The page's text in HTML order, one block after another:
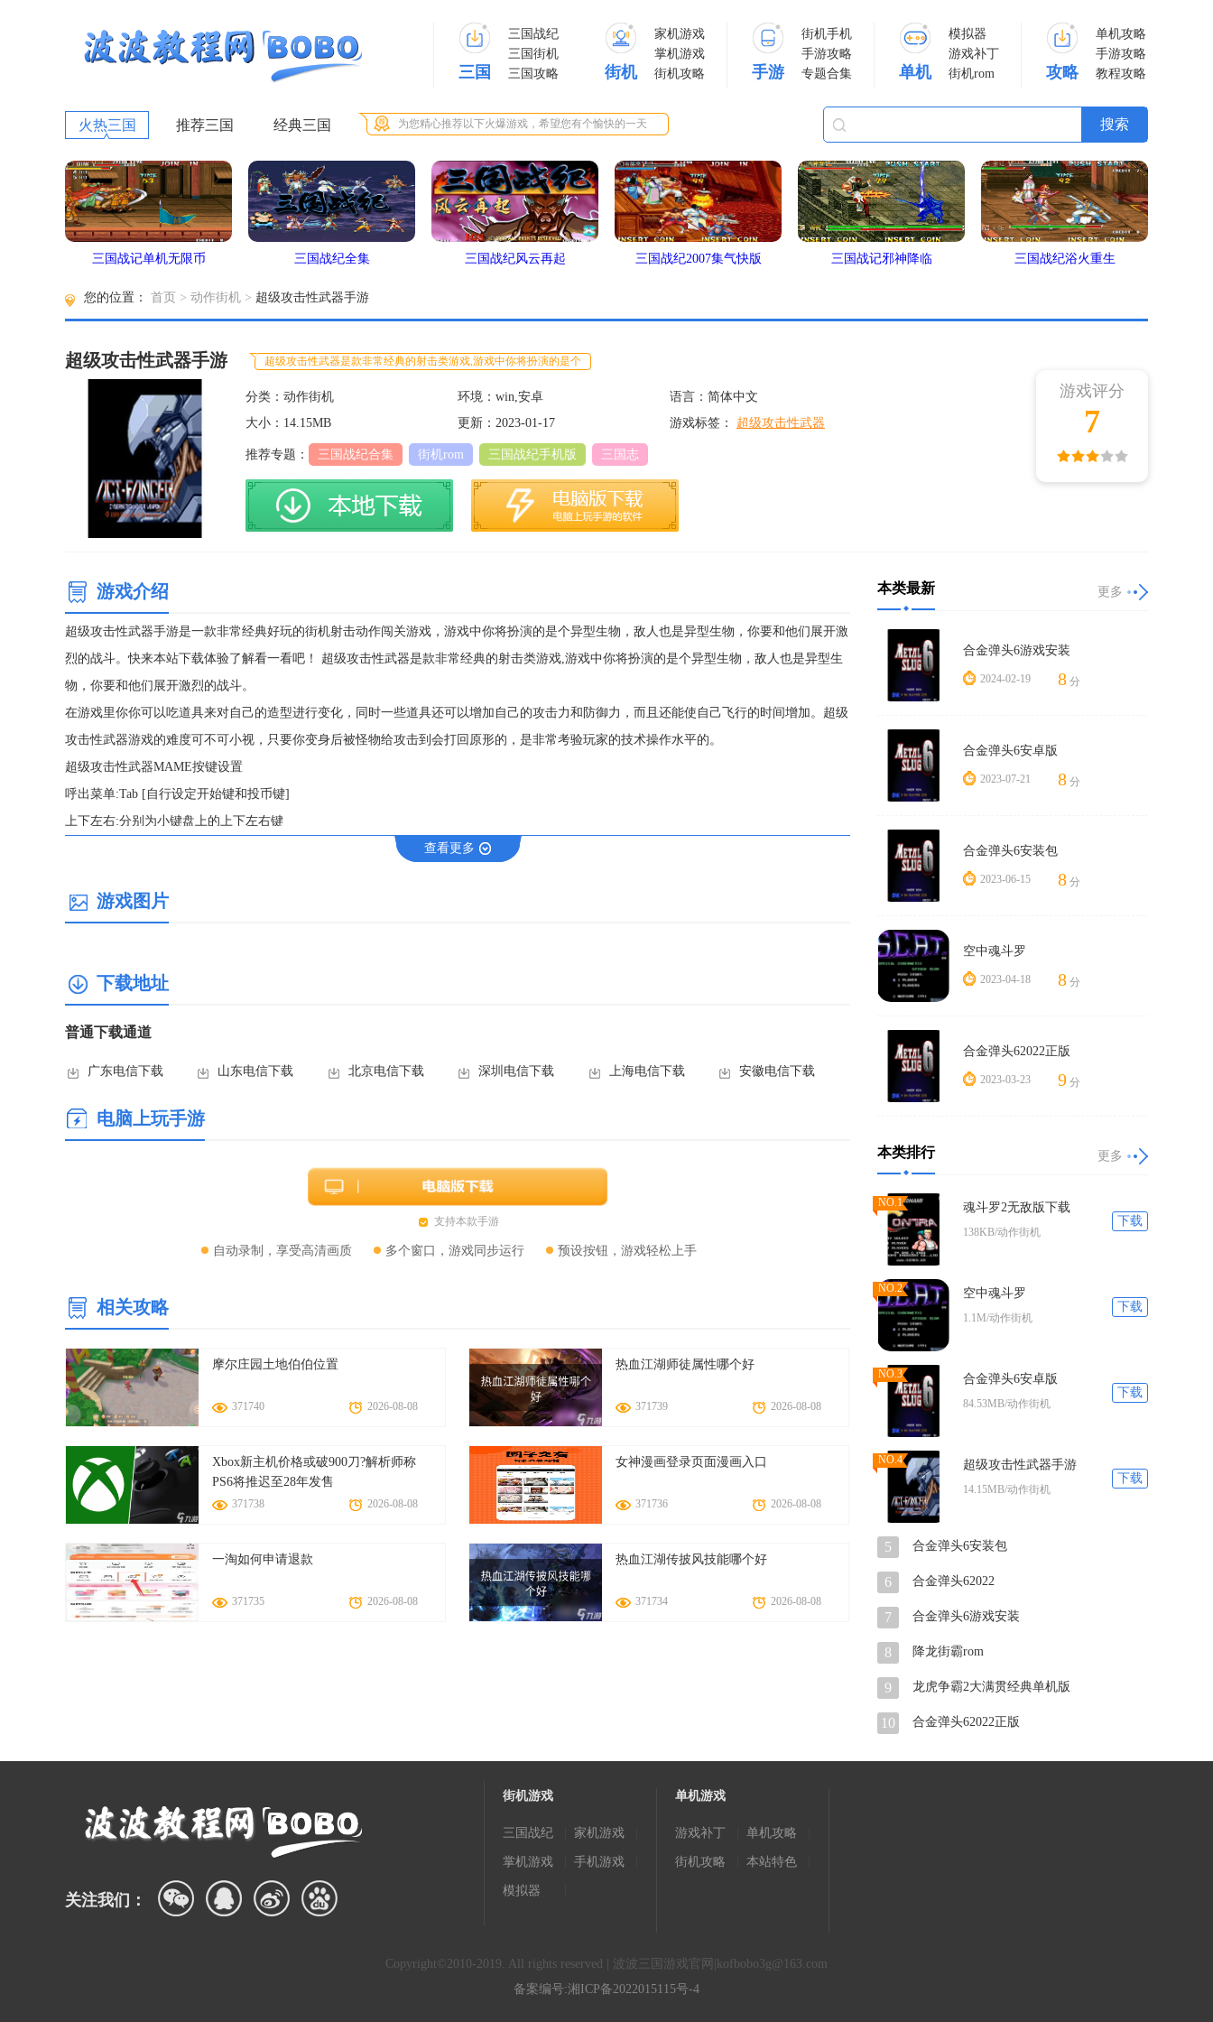
三国
三国战纪
三国街机
三国攻略
街机
家机游戏
掌机游戏
街机攻略
手游
街机手机
手游攻略
专题合集
单机
模拟器
游戏补丁
街机rom
攻略
单机攻略
手游攻略
教程攻略
火热三国 推荐三国 经典三国 为您精心推荐以下火爆游戏，希望您有个愉快的一天
三国战记单机无限币 三国战纪全集 三国战纪风云再起 三国战纪2007集气快版 三国战记邪神降临 三国战纪浴火重生
您的位置： 首页 > 动作街机 > 超级攻击性武器手游
超级攻击性武器手游 超级攻击性武器是款非常经典的射击类游戏,游戏中你将扮演的是个
分类：动作街机 环境：win,安卓
语言：简体中文
大小：14.15MB
更新：2023-01-17 游戏标签： 超级攻击性武器
推荐专题： 三国战纪合集 街机rom 三国战纪手机版 三国志
游戏评分
7
游戏介绍
超级攻击性武器手游是一款非常经典好玩的街机射击动作闯关游戏，游戏中你将扮演的是个异型生物，敌人也是异型生物，你要和他们展开激
烈的战斗。快来本站下载体验了解看一看吧！ 超级攻击性武器是款非常经典的射击类游戏,游戏中你将扮演的是个异型生物，敌人也是异型生
物，你要和他们展开激烈的战斗。
在游戏里你你可以吃道具来对自己的造型进行变化，同时一些道具还可以增加自己的攻击力和防御力，而且还能使自己飞行的时间增加。超级
攻击性武器游戏的难度可不可小视，只要你变身后被怪物给攻击到会打回原形的，是非常考验玩家的技术操作水平的。
超级攻击性武器MAME按键设置
呼出菜单:Tab [自行设定开始键和投币键]
上下左右:分别为小键盘上的上下左右键
游戏搜索:F3
该游戏资源是《超级攻击性武器》的rom包，所以手机、电脑都需要安装相应平台的模拟器才能玩。
型很酷，同时攻击力和范围也大幅度提升，而且飞翔的时间也会加长。但是要注意的是，主角被攻击后会打回原形，再挨一下攻击就会挂掉。
游戏整体难度偏高，因为挂掉后并不是在当前点重生，非常考验玩家的操作。推荐一玩。 制作团队 Data East由福田哲夫于1976年4月
游戏的开发。像它的主要竞争对手Sega、Taito一样，Data East也步其后尘在美国开设了分公司以开拓市场。在制作游戏的同时，Date East也开
系统，使街机业主可较方便地更换游戏。但无论DECO Cassette System还是Multi Conversion Kit，由于其大量技术缺陷，在用户中评价并不好。
到了1985年，Data East从可换卡带制造领域退出，集中精力于游戏的开发。
查看更多
游戏图片
下载地址
普通下载通道
广东电信下载 山东电信下载 北京电信下载 深圳电信下载 上海电信下载 安徽电信下载
电脑上玩手游
支持本款手游
自动录制，享受高清画质 多个窗口，游戏同步运行 预设按钮，游戏轻松上手
相关攻略
摩尔庄园土地伯伯位置
371740 2026-08-08
热血江湖师徒属性哪个好
371739 2026-08-08
Xbox新主机价格或破900刀?解析师称
PS6将推迟至28年发售
371738 2026-08-08
女神漫画登录页面漫画入口
371736 2026-08-08
一淘如何申请退款
371735 2026-08-08
热血江湖传披风技能哪个好
371734 2026-08-08
本类最新 更多
合金弹头6游戏安装
2024-02-19 8 分
合金弹头6安卓版
2023-07-21 8 分
合金弹头6安装包
2023-06-15 8 分
空中魂斗罗
2023-04-18 8 分
合金弹头62022正版
2023-03-23 9 分
本类排行 更多
NO.1 魂斗罗2无敌版下载
138KB/动作街机
下载
NO.2 空中魂斗罗
1.1M/动作街机
下载
NO.3 合金弹头6安卓版
84.53MB/动作街机
下载
NO.4 超级攻击性武器手游
14.15MB/动作街机
下载
5 合金弹头6安装包
6 合金弹头62022
7 合金弹头6游戏安装
8 降龙街霸rom
9 龙虎争霸2大满贯经典单机版
10 合金弹头62022正版
关注我们：
街机游戏
三国战纪 家机游戏
掌机游戏 手机游戏
模拟器
单机游戏
游戏补丁 单机攻略
街机攻略 本站特色
Copyright©2010-2019. All rights reserved | 波波三国游戏官网|
kofbobo3g@163.com
备案编号:湘ICP备2022015115号-4